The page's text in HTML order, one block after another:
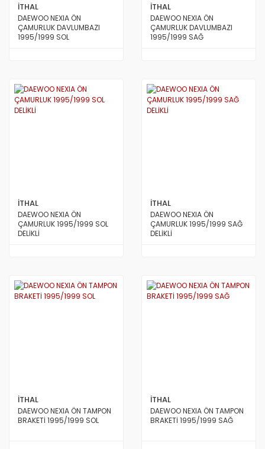
İTHAL
DAEWOO NEXIA ÖN
ÇAMURLUK DAVLUMBAZI
1995/1999 SOL
İTHAL
DAEWOO NEXIA ÖN
ÇAMURLUK DAVLUMBAZI
1995/1999 SAĞ
İTHAL
DAEWOO NEXIA ÖN
ÇAMURLUK 1995/1999 SOL
DELİKLİ
İTHAL
DAEWOO NEXIA ÖN
ÇAMURLUK 1995/1999 SAĞ
DELİKLİ
İTHAL
DAEWOO NEXIA ÖN TAMPON
BRAKETİ 1995/1999 SOL
İTHAL
DAEWOO NEXIA ÖN TAMPON
BRAKETİ 1995/1999 SAĞ